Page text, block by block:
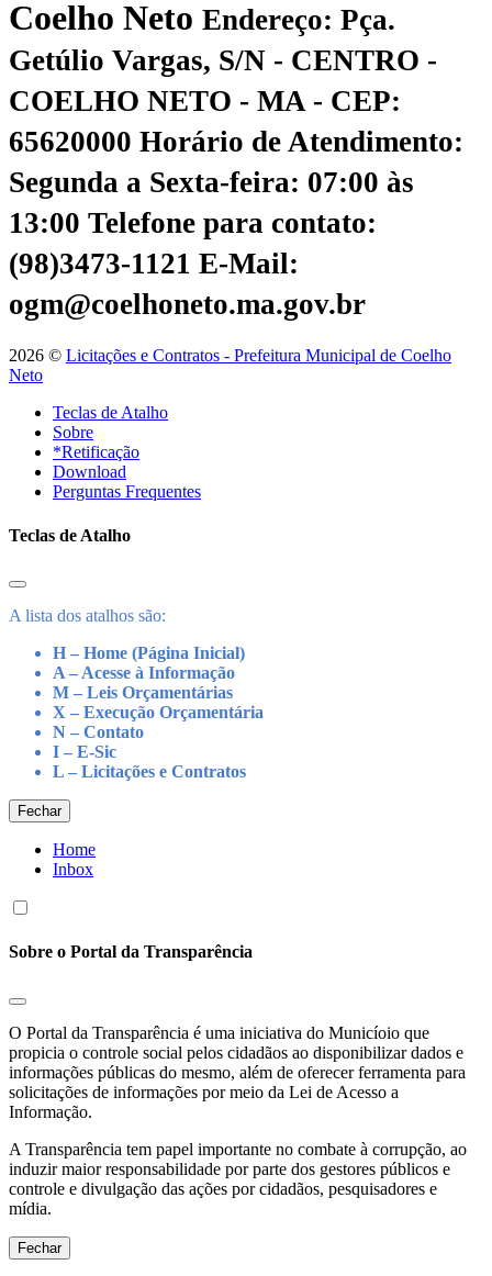
Coelho Neto Endereço: Pça.
Getúlio Vargas, S/N - CENTRO -
COELHO NETO - MA - CEP:
65620000 Horário de Atendimento:
Segunda a Sexta-feira: 07:00 às
13:00 Telefone para contato:
(98)3473-1121 E-Mail:
ogm@coelhoneto.ma.gov.br
2026 © Licitações e Contratos - Prefeitura Municipal de Coelho
Neto
Teclas de Atalho
Sobre
*Retificação
Download
Perguntas Frequentes
Teclas de Atalho
A lista dos atalhos são:
H – Home (Página Inicial)
A – Acesse à Informação
M – Leis Orçamentárias
X – Execução Orçamentária
N – Contato
I – E-Sic
L – Licitações e Contratos
Fechar
Home
Inbox
Sobre o Portal da Transparência
O Portal da Transparência é uma iniciativa do Municíoio que
propicia o controle social pelos cidadãos ao disponibilizar dados e
informações públicas do mesmo, além de oferecer ferramenta para
solicitações de informações por meio da Lei de Acesso a
Informação.
A Transparência tem papel importante no combate à corrupção, ao
induzir maior responsabilidade por parte dos gestores públicos e
controle e divulgação das ações por cidadãos, pesquisadores e
mídia.
Fechar